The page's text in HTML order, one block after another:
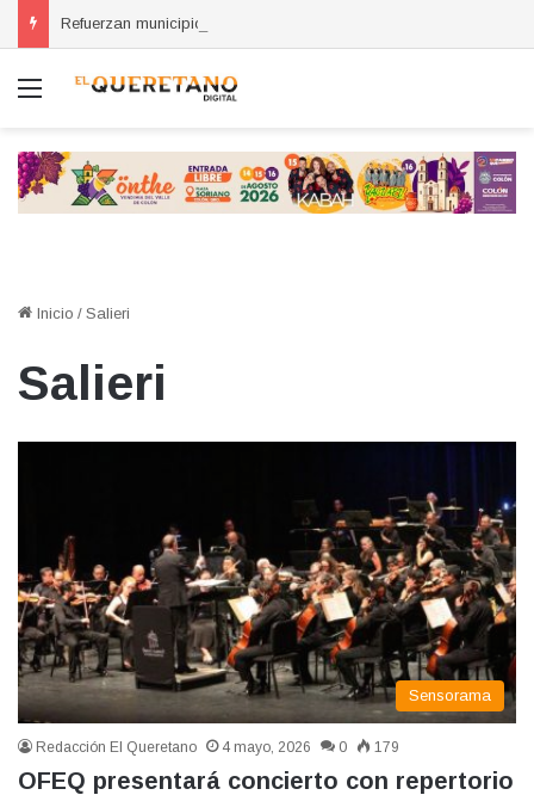
Menú
Inicio / Salieri
Salieri
Sensorama
Redacción El Queretano 4 mayo, 2026 0 179
OFEQ presentará concierto con repertorio